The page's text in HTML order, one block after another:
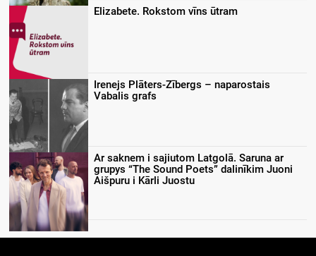
Elizabete. Rokstom vīns ūtram
Irenejs Plāters-Zībergs – naparostais
Vabalis grafs
Ar saknem i sajiutom Latgolā. Saruna ar
grupys “The Sound Poets” dalinīkim Juoni
Aišpuru i Kārli Juostu